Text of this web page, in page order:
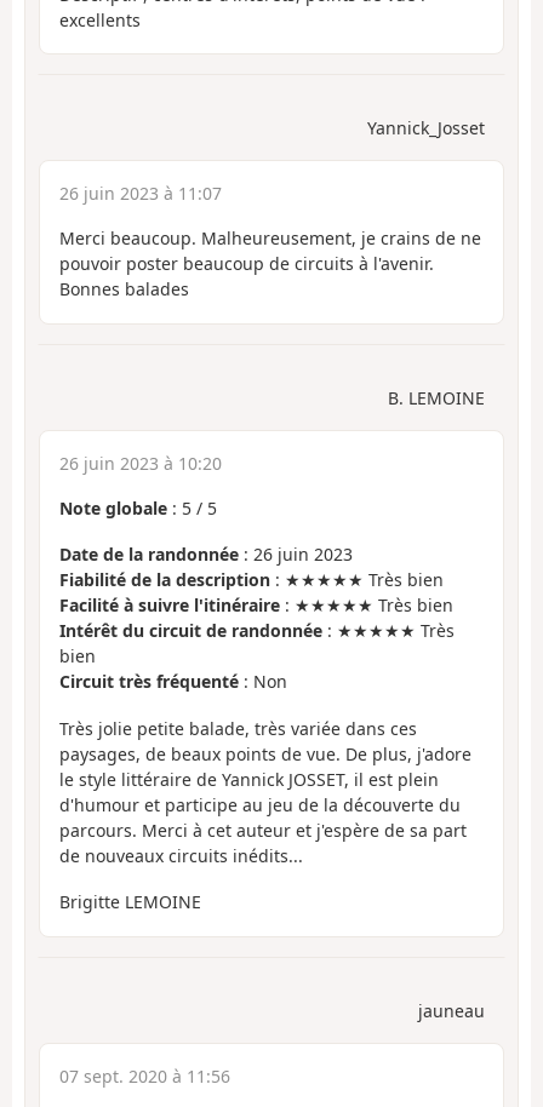
excellents
Yannick_Josset
26 juin 2023 à 11:07
Merci beaucoup. Malheureusement, je crains de ne
pouvoir poster beaucoup de circuits à l'avenir.
Bonnes balades
B. LEMOINE
26 juin 2023 à 10:20
Note globale : 5 / 5
Date de la randonnée : 26 juin 2023
Fiabilité de la description : ★★★★★ Très bien
Facilité à suivre l'itinéraire : ★★★★★ Très bien
Intérêt du circuit de randonnée : ★★★★★ Très
bien
Circuit très fréquenté : Non
Très jolie petite balade, très variée dans ces
paysages, de beaux points de vue. De plus, j'adore
le style littéraire de Yannick JOSSET, il est plein
d'humour et participe au jeu de la découverte du
parcours. Merci à cet auteur et j'espère de sa part
de nouveaux circuits inédits...
Brigitte LEMOINE
jauneau
07 sept. 2020 à 11:56